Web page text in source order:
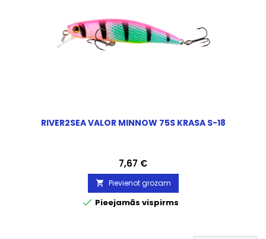
RIVER2SEA VALOR MINNOW 75S KRASA S-18
Cena
7,67 €
 Pievienot grozam
 Pieejamās vispirms